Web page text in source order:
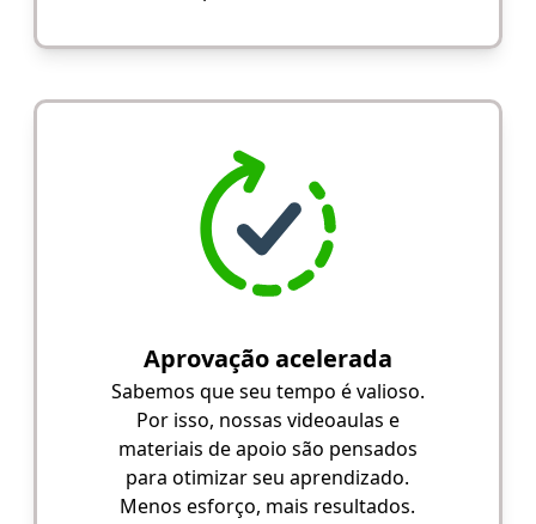
Aprovação acelerada
Sabemos que seu tempo é valioso.
Por isso, nossas videoaulas e
materiais de apoio são pensados
para otimizar seu aprendizado.
Menos esforço, mais resultados.